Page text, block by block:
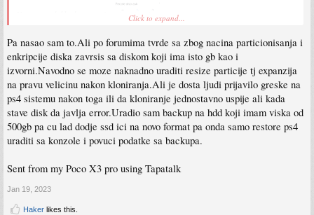
Sent from my Pixel 5 using Tapatalk
Click to expand...
Pa nasao sam to.Ali po forumima tvrde sa zbog nacina particionisanja i
enkripcije diska zavrsis sa diskom koji ima isto gb kao i
izvorni.Navodno se moze naknadno uraditi resize particije tj expanzija
na pravu velicinu nakon kloniranja.Ali je dosta ljudi prijavilo greske na
ps4 sistemu nakon toga ili da kloniranje jednostavno uspije ali kada
stave disk da javlja error.Uradio sam backup na hdd koji imam viska od
500gb pa cu lad dodje ssd ici na novo format pa onda samo restore ps4
uraditi sa konzole i povuci podatke sa backupa.
Sent from my Poco X3 pro using Tapatalk
Jan 19, 2023
Haker likes this.